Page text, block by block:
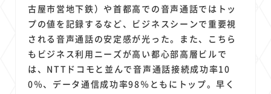
古屋市営地下鉄）や首都高での音声通話ではトッ
プの値を記録するなど、ビジネスシーンで重要視
される音声通話の安定感が光った。また、こちら
もビジネス利用ニーズが高い都心部高層ビルで
は、NTTドコモと並んで音声通話接続成功率10
0％、データ通信成功率98％ともにトップ。早く